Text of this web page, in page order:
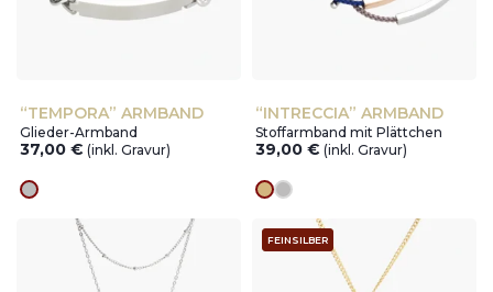
“TEMPORA” ARMBAND
Glieder-Armband
37,00€ (inkl. Gravur)
silver
“INTRECCIA” ARMBAND
Stoffarmband mit Plättchen
39,00€ (inkl. Gravur)
Goldes
silver
FEINSILBER